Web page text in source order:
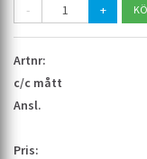
- +